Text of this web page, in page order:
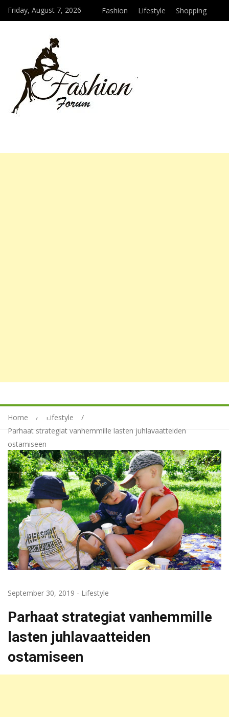
Friday, August 7, 2026 Fashion Lifestyle Shopping
Home
Lifestyle
Parhaat strategiat vanhemmille lasten juhlavaatteiden
ostamiseen
September 30, 2019 - Lifestyle
Parhaat strategiat vanhemmille
lasten juhlavaatteiden
ostamiseen